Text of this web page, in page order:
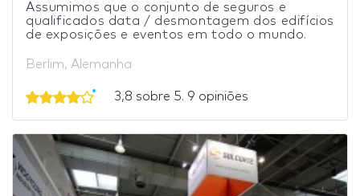
Assumimos que o conjunto de seguros e
qualificados data / desmontagem dos edifícios
de exposições e eventos em todo o mundo.
Berlim, Alemanha
3,8 sobre 5. 9 opiniões